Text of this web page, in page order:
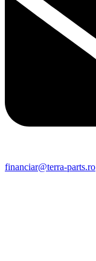
financiar@terra-parts.ro